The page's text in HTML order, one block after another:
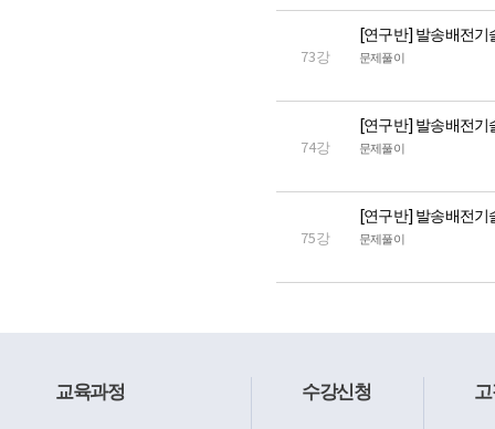
73강
[연구반] 발송배전기
문제풀이
74강
[연구반] 발송배전기
문제풀이
75강
[연구반] 발송배전기
문제풀이
교육과정 수강신청